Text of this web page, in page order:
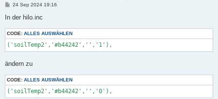
B
r
a
g
24 Sep 2024 19:16
In der hilo.inc
CODE: ALLES AUSWÄHLEN
('soilTemp2','#b44242','','1'),
ändern zu
CODE: ALLES AUSWÄHLEN
('soilTemp2','#b44242','','0'),